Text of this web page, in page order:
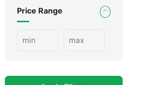
Price Range